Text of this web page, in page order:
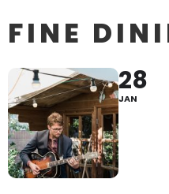
FINE
28
JAN